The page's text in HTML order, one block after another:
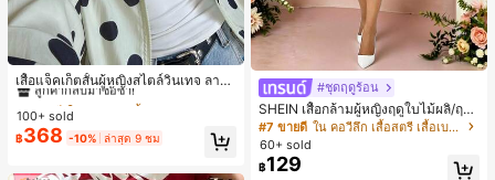
เสื้อแจ็คเก็ตสั้นผู้หญิงสไตล์วินเทจ ลายจุ
ดขนาดใหญ่ คอตั้ง เอวเข้ารูป แขนพอง
ทรงหลวม แฟชั่นอเนกประสงค์ สำหรับใ
ส่ประจำวันและไปเที่ยวพักผ่อน
#1 ขายดี
ใน กระเป๋า เสื้อคลุมลำลอง
ลูกค้ากลับมาซื้อซ้ำ!
#1 ขายดี ใน กระเป๋า เสื้อคลุมลำลอง
ลูกค้ากลับมาซื้อซ้ำ!
#1 ขายดี ใน กระเป๋า เสื้อคลุมลำลอง
ลูกค้ากลับมาซื้อซ้ำ!
#1 ขายดี ใน กระเป๋า เสื้อคลุมลำลอง
100+ sold
฿368 -10% ล่าสุด 9 ชม
#ชุดฤดูร้อน
SHEIN เสื้อกล้ามผู้หญิงฤดูใบไม้ผลิ/ฤดูร้
อน ใหม่ สไตล์มินิมอลลำลองหรูหรา สีบ
ล็อก ลายจุด คอวี แพตช์เวิร์ก ชายระบา
ย แขนกุด ทรงเข้ารูป อเนกประสงค์, เสื้อ
ผู้หญิงฤดูใบไม้ผลิ/ฤดูร้อน, เสื้อหรูหราผู้
#7 ขายดี
ใน คอวีลึก เสื้อสตรี เสื้อเบลาส์ & Tee
60+ sold
฿129